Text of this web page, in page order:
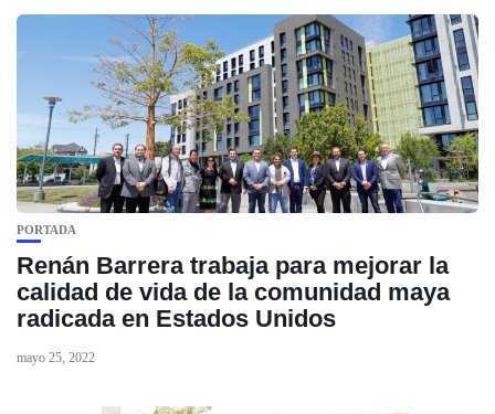
PORTADA
Renán Barrera trabaja para mejorar la
calidad de vida de la comunidad maya
radicada en Estados Unidos
mayo 25, 2022